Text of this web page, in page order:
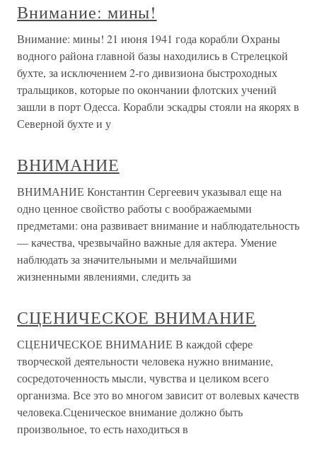
Внимание: мины!
Внимание: мины! 21 июня 1941 года корабли Охраны
водного района главной базы находились в Стрелецкой
бухте, за исключением 2-го дивизиона быстроходных
тральщиков, которые по окончании флотских учений
зашли в порт Одесса. Корабли эскадры стояли на якорях в
Северной бухте и у
ВНИМАНИЕ
ВНИМАНИЕ Константин Сергеевич указывал еще на
одно ценное свойство работы с воображаемыми
предметами: она развивает внимание и наблюдательность
— качества, чрезвычайно важные для актера. Умение
наблюдать за значительными и мельчайшими
жизненными явлениями, следить за
СЦЕНИЧЕСКОЕ ВНИМАНИЕ
СЦЕНИЧЕСКОЕ ВНИМАНИЕ В каждой сфере
творческой деятельности человека нужно внимание,
сосредоточенность мысли, чувства и целиком всего
организма. Все это во многом зависит от волевых качеств
человека.Сценическое внимание должно быть
произвольное, то есть находиться в